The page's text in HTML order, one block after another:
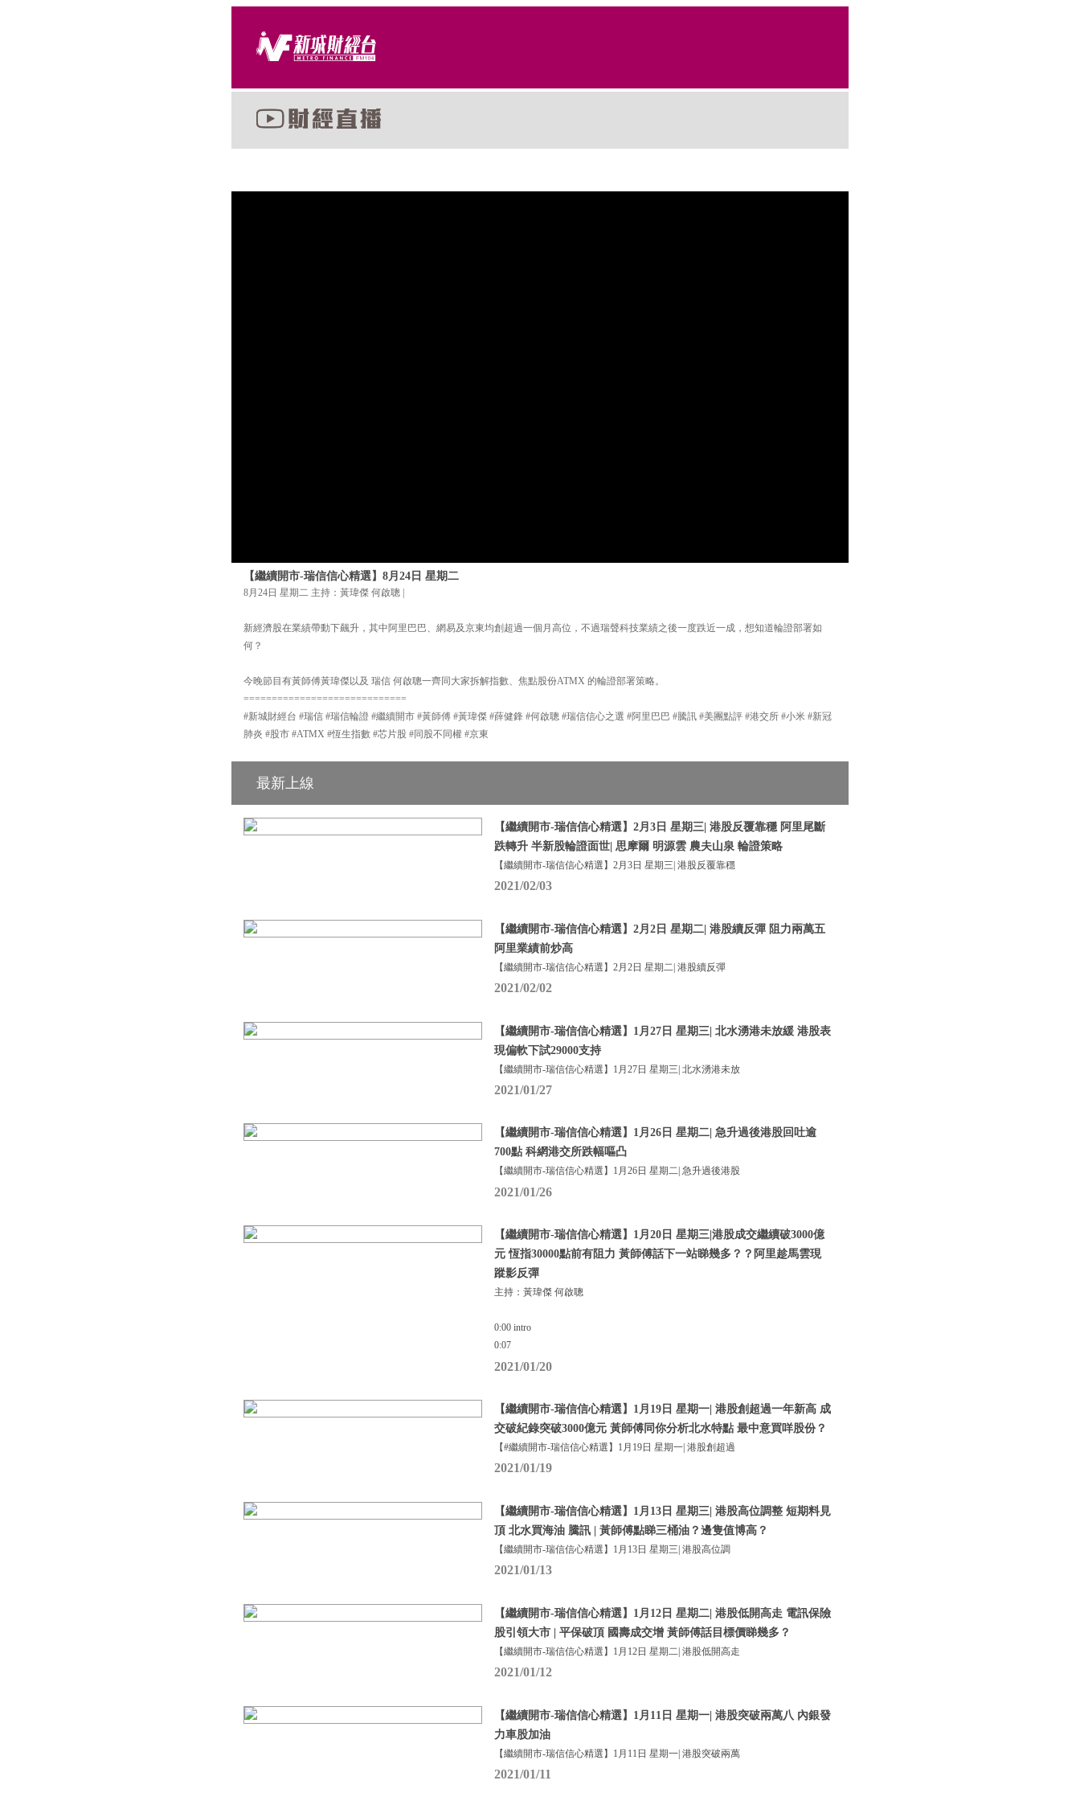
【繼續開市-瑞信信心精選】8月24日 星期二
8月24日 星期二 主持：黃瑋傑 何啟聰 |
新經濟股在業績帶動下飆升，其中阿里巴巴、網易及京東均創超過一個月高位，不過瑞聲科技業績之後一度跌近一成，想知道輪證部署如
何？
今晚節目有黃師傅黃瑋傑以及 瑞信 何啟聰一齊同大家拆解指數、焦點股份ATMX 的輪證部署策略。
=============================
#新城財經台 #瑞信 #瑞信輪證 #繼續開市 #黃師傅 #黃瑋傑 #薛健鋒 #何啟聰 #瑞信信心之選 #阿里巴巴 #騰訊 #美團點評 #港交所 #小米 #新冠
肺炎 #股市 #ATMX #恆生指數 #芯片股 #同股不同權 #京東
最新上線
【繼續開市-瑞信信心精選】2月3日 星期三| 港股反覆靠穩 阿里尾斷
跌轉升 半新股輪證面世| 思摩爾 明源雲 農夫山泉 輪證策略
【繼續開市-瑞信信心精選】2月3日 星期三| 港股反覆靠穩
2021/02/03
【繼續開市-瑞信信心精選】2月2日 星期二| 港股續反彈 阻力兩萬五
阿里業績前炒高
【繼續開市-瑞信信心精選】2月2日 星期二| 港股續反彈
2021/02/02
【繼續開市-瑞信信心精選】1月27日 星期三| 北水湧港未放緩 港股表
現偏軟下試29000支持
【繼續開市-瑞信信心精選】1月27日 星期三| 北水湧港未放
2021/01/27
【繼續開市-瑞信信心精選】1月26日 星期二| 急升過後港股回吐逾
700點 科網港交所跌幅嘔凸
【繼續開市-瑞信信心精選】1月26日 星期二| 急升過後港股
2021/01/26
【繼續開市-瑞信信心精選】1月20日 星期三|港股成交繼續破3000億
元 恆指30000點前有阻力 黃師傅話下一站睇幾多？？阿里趁馬雲現
蹤影反彈
主持：黃瑋傑 何啟聰
0:00 intro
0:07
2021/01/20
【繼續開市-瑞信信心精選】1月19日 星期一| 港股創超過一年新高 成
交破紀錄突破3000億元 黃師傅同你分析北水特點 最中意買咩股份？
【#繼續開市-瑞信信心精選】1月19日 星期一| 港股創超過
2021/01/19
【繼續開市-瑞信信心精選】1月13日 星期三| 港股高位調整 短期料見
頂 北水買海油 騰訊 | 黃師傅點睇三桶油？邊隻值博高？
【繼續開市-瑞信信心精選】1月13日 星期三| 港股高位調
2021/01/13
【繼續開市-瑞信信心精選】1月12日 星期二| 港股低開高走 電訊保險
股引領大市 | 平保破頂 國壽成交增 黃師傅話目標價睇幾多？
【繼續開市-瑞信信心精選】1月12日 星期二| 港股低開高走
2021/01/12
【繼續開市-瑞信信心精選】1月11日 星期一| 港股突破兩萬八 內銀發
力車股加油
【繼續開市-瑞信信心精選】1月11日 星期一| 港股突破兩萬
2021/01/11